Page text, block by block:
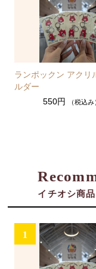
ランポックン アクリ
ルダー
550円
（税込み
イチオシ商品
1